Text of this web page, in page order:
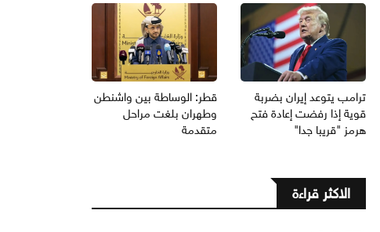
ترامب يتوعد إيران بضربة
قوية إذا رفضت إعادة فتح
هرمز "قريبا جدا"
قطر: الوساطة بين واشنطن
وطهران بلغت مراحل
متقدمة
الاكثر قراءة